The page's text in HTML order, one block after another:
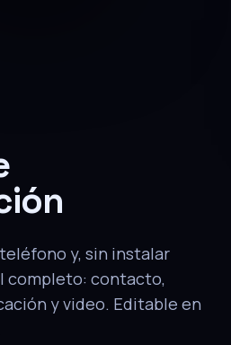
y, sin instalar
completo: contacto,
y video. Editable en